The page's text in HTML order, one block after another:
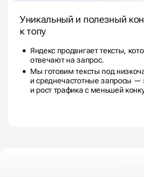
Уникальный и полезный
к топу
Яндекс продвигает тексты,
отвечают на запрос.
Мы готовим тексты под
и среднечастотные запросы —
и рост трафика с меньшей